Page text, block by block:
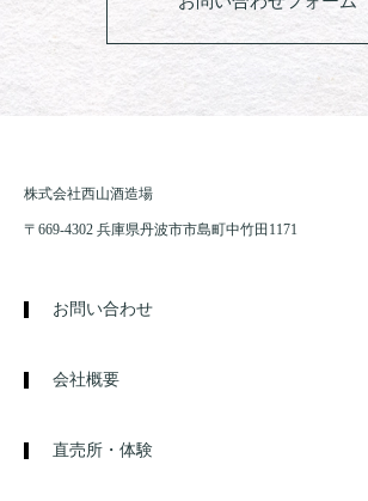
株式会社西山酒造場
〒669-4302 兵庫県丹波市市島町中竹田1171
お問い合わせ
会社概要
直売所・体験